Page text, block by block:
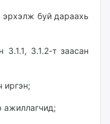
эрхэлж буй дараахь
3.1.1, 3.1.2-т заасан
иргэн;
ажиллагчид;